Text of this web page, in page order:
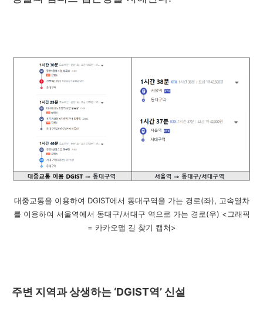
대중교통을 이용하여 DGIST에서 동대구역을 가는 경로(좌), 고속열차
를 이용하여 서울역에서 동대구/서대구 역으로 가는 경로(우) <그래픽
= 카카오맵 길 찾기 캡처>
주변 지역과 상생하는 ‘DGIST역’ 신설